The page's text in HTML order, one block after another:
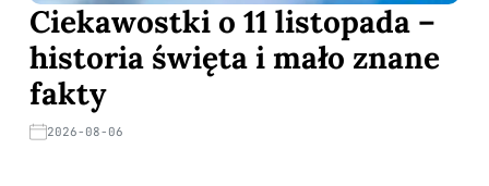
Ciekawostki o 11 listopada –
historia święta i mało znane
fakty
2026-08-06